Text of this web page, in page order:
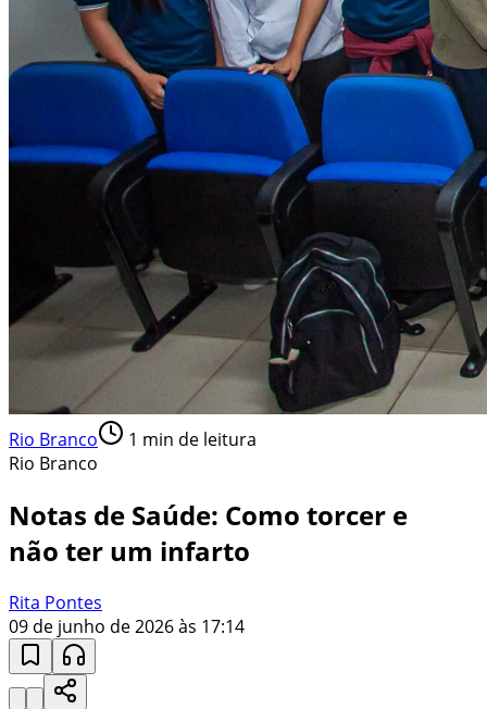
Rio Branco 1 min de leitura
Rio Branco
Notas de Saúde: Como torcer e
não ter um infarto
Rita Pontes
09 de junho de 2026 às 17:14